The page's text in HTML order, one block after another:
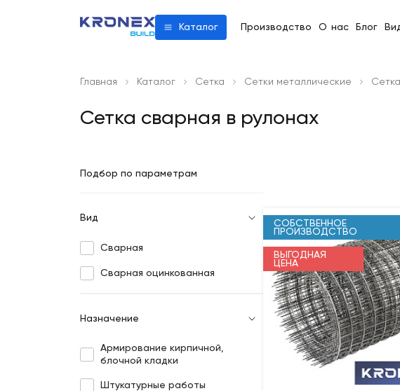
Каталог Производство О нас Блог
Главная Каталог Сетка Сетки металлические
Сетка сварная в рулонах
Подбор по параметрам
Вид
Сварная
Сварная оцинкованная
Назначение
Армирование кирпичной,
блочной кладки
Штукатурные работы
СОБСТВЕННОЕ
ПРОИЗВОДСТВО
ВЫГОДНАЯ
ЦЕНА